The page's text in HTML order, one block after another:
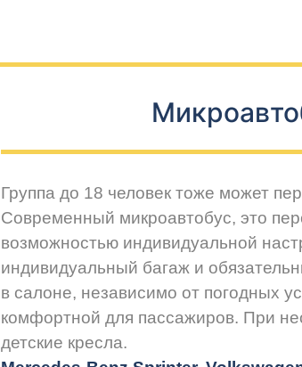
Группа до 18 человек тоже может
Современный микроавтобус, это
возможностью индивидуальной
индивидуальный багаж и
в салоне, независимо от погодных
комфортной для пассажиров. При
детские кресла.